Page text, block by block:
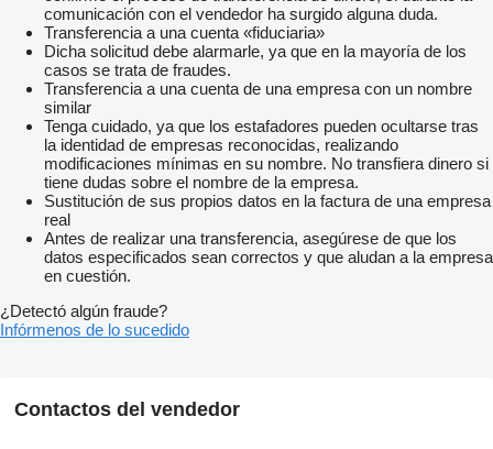
comunicación con el vendedor ha surgido alguna duda.
Transferencia a una cuenta «fiduciaria»
Dicha solicitud debe alarmarle, ya que en la mayoría de los
casos se trata de fraudes.
Transferencia a una cuenta de una empresa con un nombre
similar
Tenga cuidado, ya que los estafadores pueden ocultarse tras
la identidad de empresas reconocidas, realizando
modificaciones mínimas en su nombre. No transfiera dinero si
tiene dudas sobre el nombre de la empresa.
Sustitución de sus propios datos en la factura de una empresa
real
Antes de realizar una transferencia, asegúrese de que los
datos especificados sean correctos y que aludan a la empresa
en cuestión.
¿Detectó algún fraude?
Infórmenos de lo sucedido
Contactos del vendedor